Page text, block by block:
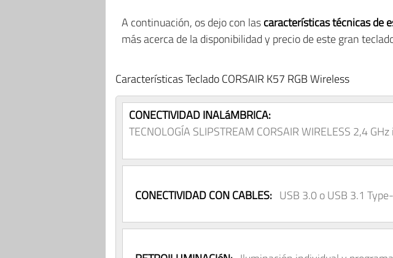
A continuación, os dejo con lascaracterísticas técnicas de
más acerca de la disponibilidad y precio de este gran
Características Teclado CORSAIR K57 RGB Wireless
CONECTIVIDAD INALáMBRICA:
TECNOLOGÍA SLIPSTREAM CORSAIR WIRELESS 2,4
CONECTIVIDAD CON CABLES: USB 3.0 o USB 3.1